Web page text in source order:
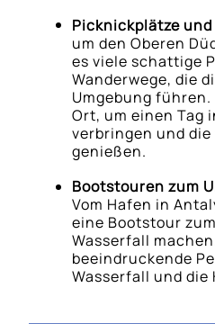
Picknickplätze
um den Oberen
es viele schattige
Wanderwege, die
Umgebung
Ort, um einen Tag
verbringen und
genießen.
Bootstouren zum
Vom Hafen in
eine Bootstour
Wasserfall
beeindruckende
Wasserfall und die